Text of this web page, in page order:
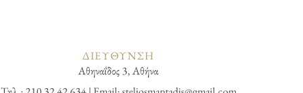
ΔΙΕΥΘΥΝΣΗ
Αθηναΐδος 3, Αθήνα